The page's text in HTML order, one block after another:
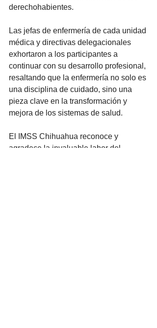
derechohabientes.
Las jefas de enfermería de cada unidad
médica y directivas delegacionales
exhortaron a los participantes a
continuar con su desarrollo profesional,
resaltando que la enfermería no solo es
una disciplina de cuidado, sino una
pieza clave en la transformación y
mejora de los sistemas de salud.
El IMSS Chihuahua reconoce y
agradece la invaluable labor del